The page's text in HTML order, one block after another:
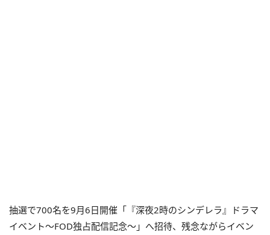
抽選で700名を9月6日開催「『深夜2時のシンデレラ』ドラマ
イベント〜FOD独占配信記念〜」へ招待、残念ながらイベン